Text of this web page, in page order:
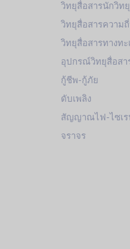
วิทยุสื่อสารนักวิท
วิทยุสื่อสารความ
วิทยุสื่อสารทางทะ
อุปกรณ์วิทยุสื่อสา
กู้ชีพ-กู้ภัย
ดับเพลิง
สัญญาณไฟ-ไซเ
จราจร